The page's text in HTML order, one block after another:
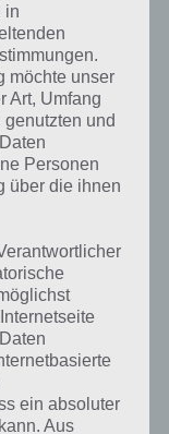
in 4 Bilder 1
und was gibt es
Zu bestimmten
kurze
in
möchte unser
Art, Umfang
und
Personen
über die ihnen
ein absoluter
Aus